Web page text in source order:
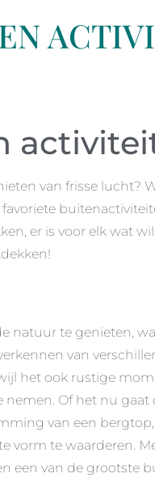
van frisse lucht?
er is voor elk wat
natuur te genieten,
van
het ook rustige
Of het nu
van een
vorm te waarderen.
een van de grootste